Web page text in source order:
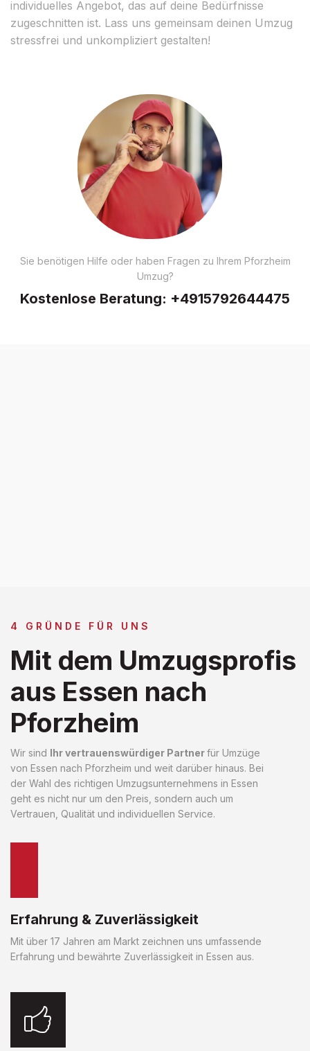
individuelles Angebot, das auf deine Bedürfnisse
zugeschnitten ist. Lass uns gemeinsam deinen Umzug
stressfrei und unkompliziert gestalten!
Sie benötigen Hilfe oder haben Fragen zu Ihrem Pforzheim
Umzug?
Kostenlose Beratung: +4915792644475
4 GRÜNDE FÜR UNS
Mit dem Umzugsprofis
aus Essen nach
Pforzheim
Wir sind Ihr vertrauenswürdiger Partnerfür Umzüge
von Essen nach Pforzheim und weit darüber hinaus. Bei
der Wahl des richtigen Umzugsunternehmens in Essen
geht es nicht nur um den Preis, sondern auch um
Vertrauen, Qualität und individuellen Service.
Erfahrung & Zuverlässigkeit
Mit über 17 Jahren am Markt zeichnen uns umfassende
Erfahrung und bewährte Zuverlässigkeit in Essen aus.